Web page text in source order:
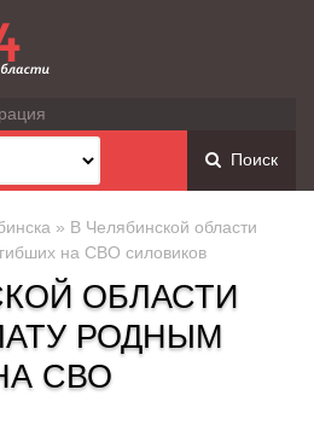
Поиск
» В Челябинской области
на СВО силовиков
ОБЛАСТИ
РОДНЫМ
СВО